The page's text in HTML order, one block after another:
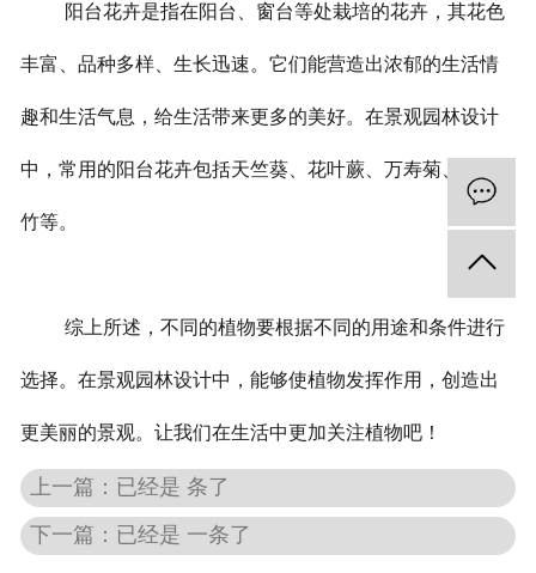
阳台花卉是指在阳台、窗台等处栽培的花卉，其花色
丰富、品种多样、生长迅速。它们能营造出浓郁的生活情
趣和生活气息，给生活带来更多的美好。在景观园林设计
中，常用的阳台花卉包括天竺葵、花叶蕨、万寿菊、富贵
竹等。
综上所述，不同的植物要根据不同的用途和条件进行
选择。在景观园林设计中，能够使植物发挥作用，创造出
更美丽的景观。让我们在生活中更加关注植物吧！
上一篇：已经是 条了
下一篇：已经是 一条了